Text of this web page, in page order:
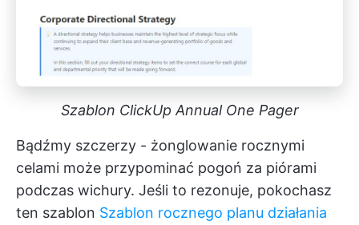
Szablon ClickUp Annual One Pager
Bądźmy szczerzy - żonglowanie rocznymi
celami może przypominać pogoń za piórami
podczas wichury. Jeśli to rezonuje, pokochasz
ten szablon Szablon rocznego planu działania